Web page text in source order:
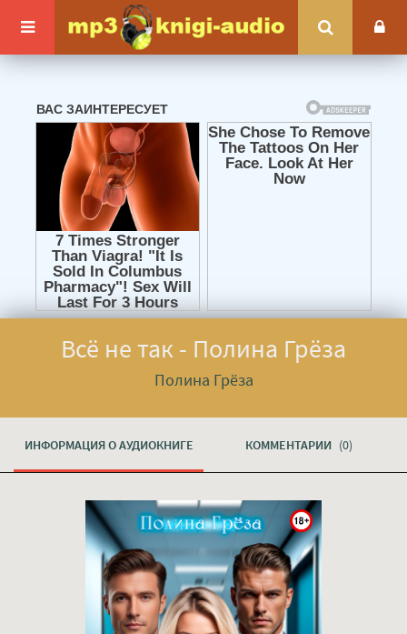
Всё не так - Полина Грёза
Полина Грёза
ИНФОРМАЦИЯ О АУДИОКНИГЕ КОММЕНТАРИИ (0)